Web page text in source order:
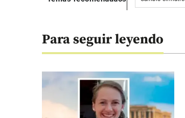
Para seguir leyendo